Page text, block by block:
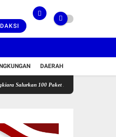
DAERAH
100 Paket Bansos dan Gelar Cek Kesehatan